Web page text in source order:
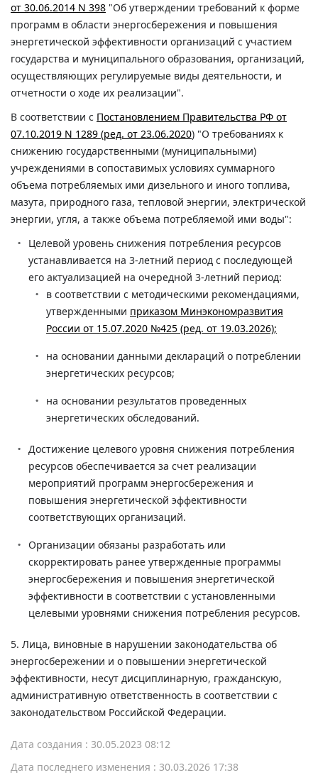
от 30.06.2014 N 398 "Об утверждении требований к форме
программ в области энергосбережения и повышения
энергетической эффективности организаций с участием
государства и муниципального образования, организаций,
осуществляющих регулируемые виды деятельности, и
отчетности о ходе их реализации".
В соответствии с Постановлением Правительства РФ от
07.10.2019 N 1289 (ред. от 23.06.2020) "О требованиях к
снижению государственными (муниципальными)
учреждениями в сопоставимых условиях суммарного
объема потребляемых ими дизельного и иного топлива,
мазута, природного газа, тепловой энергии, электрической
энергии, угля, а также объема потребляемой ими воды":
Целевой уровень снижения потребления ресурсов
устанавливается на 3-летний период с последующей
его актуализацией на очередной 3-летний период:
в соответствии с методическими рекомендациями,
утвержденными приказом Минэкономразвития
России от 15.07.2020 №425 (ред. от 19.03.2026);
на основании данными деклараций о потреблении
энергетических ресурсов;
на основании результатов проведенных
энергетических обследований.
Достижение целевого уровня снижения потребления
ресурсов обеспечивается за счет реализации
мероприятий программ энергосбережения и
повышения энергетической эффективности
соответствующих организаций.
Организации обязаны разработать или
скорректировать ранее утвержденные программы
энергосбережения и повышения энергетической
эффективности в соответствии с установленными
целевыми уровнями снижения потребления ресурсов.
5. Лица, виновные в нарушении законодательства об
энергосбережении и о повышении энергетической
эффективности, несут дисциплинарную, гражданскую,
административную ответственность в соответствии с
законодательством Российской Федерации.
Дата создания : 30.05.2023 08:12
Дата последнего изменения : 30.03.2026 17:38